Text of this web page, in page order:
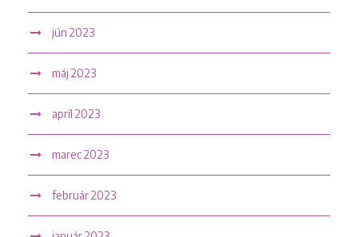
jún 2023
máj 2023
apríl 2023
marec 2023
február 2023